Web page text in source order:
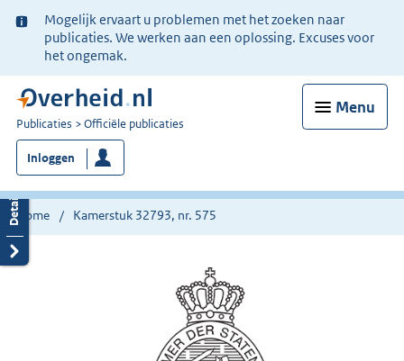
Ter
informatie:
Mogelijk ervaart u problemen met het zoeken naar
publicaties. We werken aan een oplossing. Excuses voor
het ongemak.
Menu
U
bent
nu
hier:
Publicaties Officiële publicaties
Inloggen
Home Kamerstuk 32793, nr. 575